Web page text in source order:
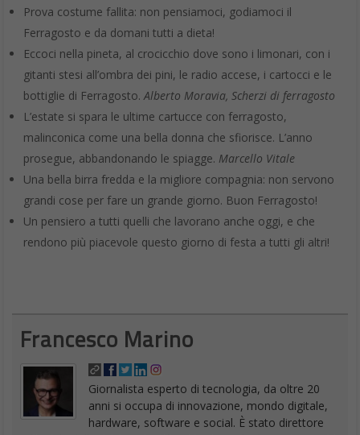
Prova costume fallita: non pensiamoci, godiamoci il
Ferragosto e da domani tutti a dieta!
Eccoci nella pineta, al crocicchio dove sono i limonari, con i
gitanti stesi all’ombra dei pini, le radio accese, i cartocci e le
bottiglie di Ferragosto.Alberto Moravia, Scherzi di ferragosto
L’estate si spara le ultime cartucce con ferragosto,
malinconica come una bella donna che sfiorisce. L’anno
prosegue, abbandonando le spiagge. Marcello Vitale
Una bella birra fredda e la migliore compagnia: non servono
grandi cose per fare un grande giorno. Buon Ferragosto!
Un pensiero a tutti quelli che lavorano anche oggi, e che
rendono più piacevole questo giorno di festa a tutti gli altri!
Francesco Marino
Giornalista esperto di tecnologia, da oltre 20
anni si occupa di innovazione, mondo digitale,
hardware, software e social. È stato direttore